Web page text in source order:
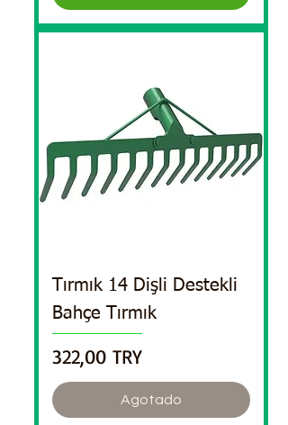
Tırmık 14 Dişli Destekli
Bahçe Tırmık
Precio
322,00 TRY
Agotado